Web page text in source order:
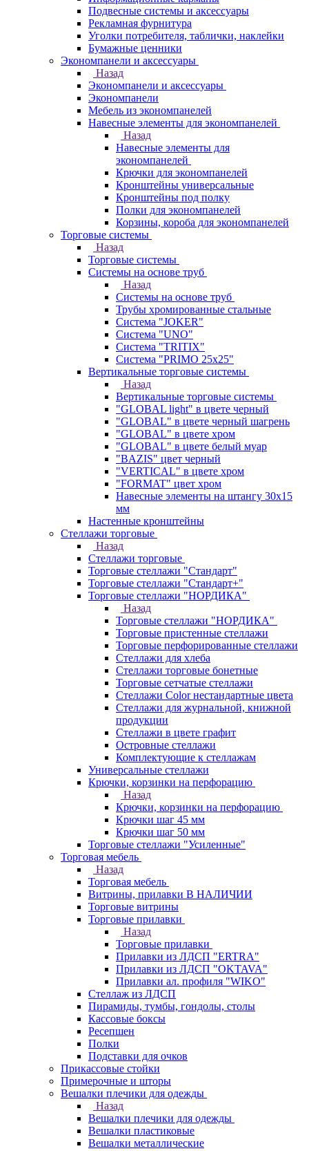
Подвесные системы и аксессуары
Рекламная фурнитура
Уголки потребителя, таблички, наклейки
Бумажные ценники
Экономпанели и аксессуары
Назад
Экономпанели и аксессуары
Экономпанели
Мебель из экономпанелей
Навесные элементы для экономпанелей
Назад
Навесные элементы для
экономпанелей
Крючки для экономпанелей
Кронштейны универсальные
Кронштейны под полку
Полки для экономпанелей
Корзины, короба для экономпанелей
Торговые системы
Назад
Торговые системы
Системы на основе труб
Назад
Системы на основе труб
Трубы хромированные стальные
Система "JOKER"
Система "UNO"
Система "TRITIX"
Система "PRIMO 25х25"
Вертикальные торговые системы
Назад
Вертикальные торговые системы
"GLOBAL light" в цвете черный
"GLOBAL" в цвете черный шагрень
"GLOBAL" в цвете хром
"GLOBAL" в цвете белый муар
"BAZIS" цвет черный
"VERTICAL" в цвете хром
"FORMAT" цвет хром
Навесные элементы на штангу 30х15
мм
Настенные кронштейны
Стеллажи торговые
Назад
Стеллажи торговые
Торговые стеллажи "Стандарт"
Торговые стеллажи "Стандарт+"
Торговые стеллажи "НОРДИКА"
Назад
Торговые стеллажи "НОРДИКА"
Торговые пристенные стеллажи
Торговые перфорированные стеллажи
Стеллажи для хлеба
Стеллажи торговые бонетные
Торговые сетчатые стеллажи
Стеллажи Color нестандартные цвета
Стеллажи для журнальной, книжной
продукции
Стеллажи в цвете графит
Островные стеллажи
Комплектующие к стеллажам
Универсальные стеллажи
Крючки, корзинки на перфорацию
Назад
Крючки, корзинки на перфорацию
Крючки шаг 45 мм
Крючки шаг 50 мм
Торговые стеллажи "Усиленные"
Торговая мебель
Назад
Торговая мебель
Витрины, прилавки В НАЛИЧИИ
Торговые витрины
Торговые прилавки
Назад
Торговые прилавки
Прилавки из ЛДСП "ERTRA"
Прилавки из ЛДСП "OKTAVA"
Прилавки ал. профиля "WIKO"
Стеллаж из ЛДСП
Пирамиды, тумбы, гондолы, столы
Кассовые боксы
Ресепшен
Полки
Подставки для очков
Прикассовые стойки
Примерочные и шторы
Вешалки плечики для одежды
Назад
Вешалки плечики для одежды
Вешалки пластиковые
Вешалки металлические